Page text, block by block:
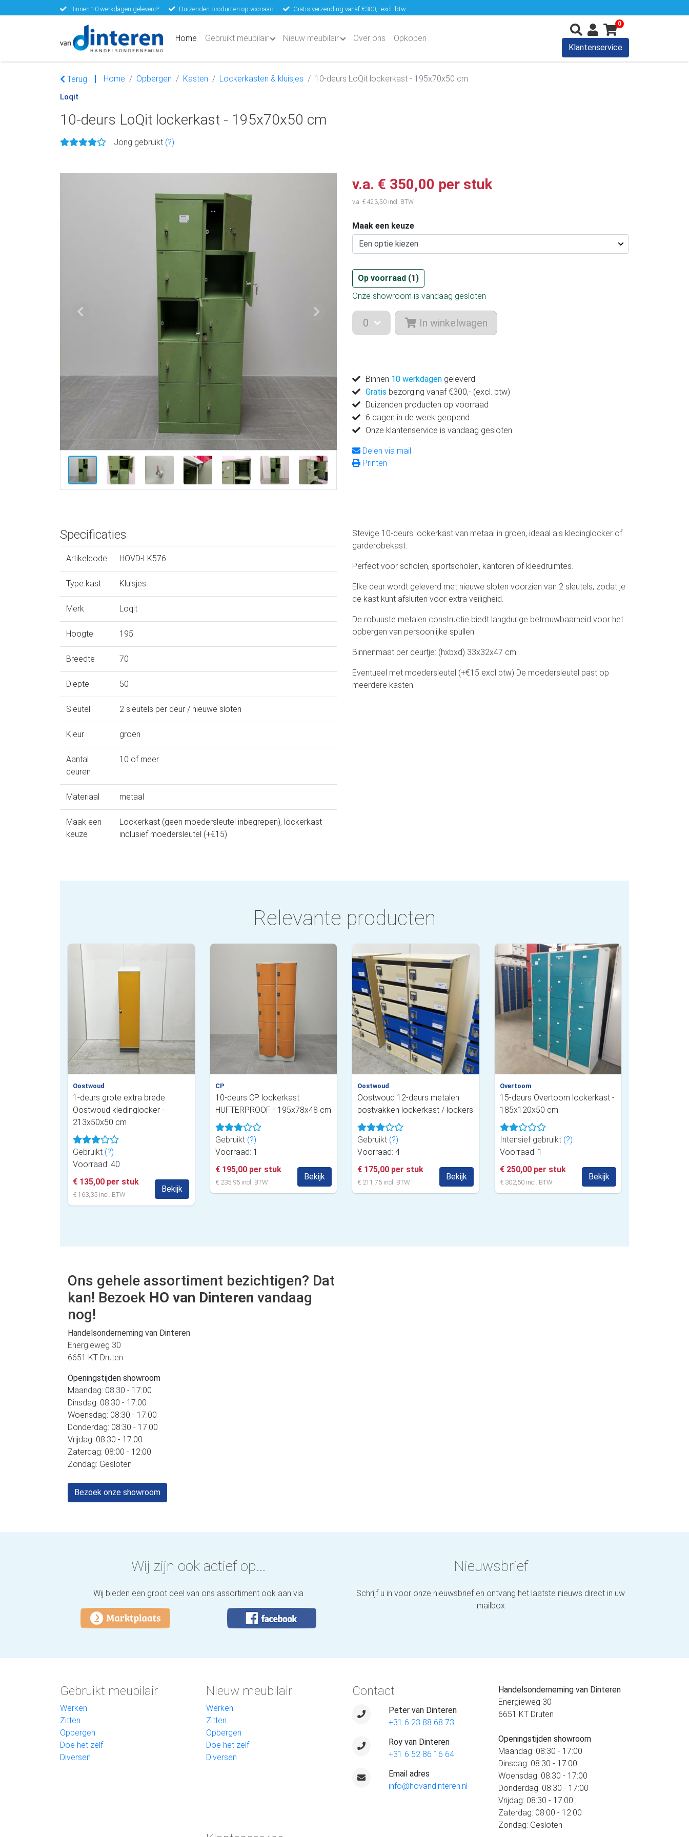
Binnen 10 werkdagen geleverd* Duizenden producten op voorraad Gratis verzending vanaf €300,- excl. btw
Home (current)
Gebruikt meubilair Nieuw meubilair Over ons Opkopen
0
Klantenservice
Terug Home Opbergen Kasten Lockerkasten & kluisjes 10-deurs LoQit lockerkast - 195x70x50 cm
Loqit
10-deurs LoQit lockerkast - 195x70x50 cm
Jong gebruikt (?)
Vorige Volgende
v.a. € 350,00 per stuk
v.a. € 423,50 incl. BTW
Maak een keuze
Op voorraad (1)
Onze showroom is vandaag gesloten
In winkelwagen
Binnen 10 werkdagen geleverd
Gratis bezorging vanaf €300,- (excl. btw)
Duizenden producten op voorraad
6 dagen in de week geopend
Onze klantenservice is vandaag gesloten
Delen via mail
Printen
Stevige 10-deurs lockerkast van metaal in groen, ideaal als kledinglocker of
garderobekast.
Perfect voor scholen, sportscholen, kantoren of kleedruimtes.
Elke deur wordt geleverd met nieuwe sloten voorzien van 2 sleutels, zodat je
de kast kunt afsluiten voor extra veiligheid.
De robuuste metalen constructie biedt langdurige betrouwbaarheid voor het
opbergen van persoonlijke spullen.
Binnenmaat per deurtje: (hxbxd) 33x32x47 cm.
Eventueel met moedersleutel (+€15 excl btw) De moedersleutel past op
meerdere kasten
Specificaties
Artikelcode HOVD-LK576
Type kast Kluisjes
Merk Loqit
Hoogte 195
Breedte 70
Diepte 50
Sleutel 2 sleutels per deur / nieuwe sloten
Kleur groen
Aantal
deuren
10 of meer
Materiaal metaal
Maak een
keuze
Lockerkast (geen moedersleutel inbegrepen), lockerkast
inclusief moedersleutel (+€15)
Relevante producten
Oostwoud
1-deurs grote extra brede
Oostwoud kledinglocker -
213x50x50 cm
Gebruikt (?)
Voorraad: 40
€ 135,00 per stuk
€ 163,35 incl. BTW
Bekijk
CP
10-deurs CP lockerkast
HUFTERPROOF - 195x78x48 cm
Gebruikt (?)
Voorraad: 1
€ 195,00 per stuk
€ 235,95 incl. BTW
Bekijk
Oostwoud
Oostwoud 12-deurs metalen
postvakken lockerkast / lockers
Gebruikt (?)
Voorraad: 4
€ 175,00 per stuk
€ 211,75 incl. BTW
Bekijk
Overtoom
15-deurs Overtoom lockerkast -
185x120x50 cm
Intensief gebruikt (?)
Voorraad: 1
€ 250,00 per stuk
€ 302,50 incl. BTW
Bekijk
Ons gehele assortiment bezichtigen? Dat
kan! Bezoek HO van Dinteren vandaag
nog!
Handelsonderneming van Dinteren
Energieweg 30
6651 KT Druten
Openingstijden showroom
Maandag: 08:30 - 17:00
Dinsdag: 08:30 - 17:00
Woensdag: 08:30 - 17:00
Donderdag: 08:30 - 17:00
Vrijdag: 08:30 - 17:00
Zaterdag: 08:00 - 12:00
Zondag: Gesloten
Bezoek onze showroom
Wij zijn ook actief op...
Wij bieden een groot deel van ons assortiment ook aan via
Nieuwsbrief
Schrijf u in voor onze nieuwsbrief en ontvang het laatste nieuws direct in uw
mailbox
Gebruikt meubilair
Werken
Zitten
Opbergen
Doe het zelf
Diversen
Nieuw meubilair
Werken
Zitten
Opbergen
Doe het zelf
Diversen
Contact
Peter van Dinteren
+31 6 23 88 68 73
Roy van Dinteren
+31 6 52 86 16 64
Email adres
info@hovandinteren.nl
Handelsonderneming van Dinteren
Energieweg 30
6651 KT Druten
Openingstijden showroom
Maandag: 08:30 - 17:00
Dinsdag: 08:30 - 17:00
Woensdag: 08:30 - 17:00
Donderdag: 08:30 - 17:00
Vrijdag: 08:30 - 17:00
Zaterdag: 08:00 - 12:00
Zondag: Gesloten